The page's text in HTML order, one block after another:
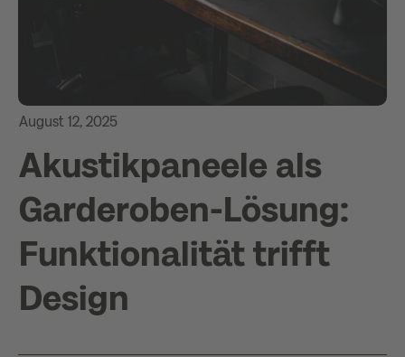
August 12, 2025
Akustikpaneele als
Garderoben-Lösung:
Funktionalität trifft
Design